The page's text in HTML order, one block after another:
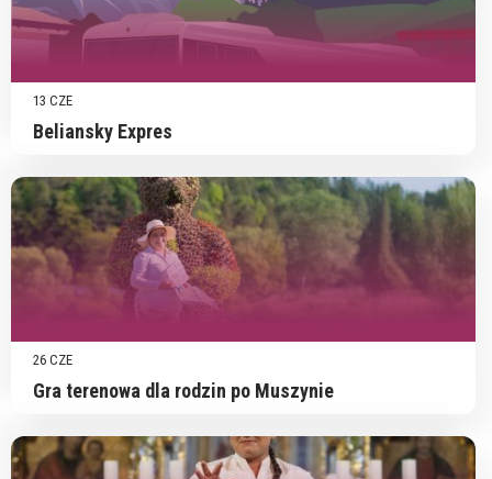
13 CZE
Beliansky Expres
26 CZE
Gra terenowa dla rodzin po Muszynie